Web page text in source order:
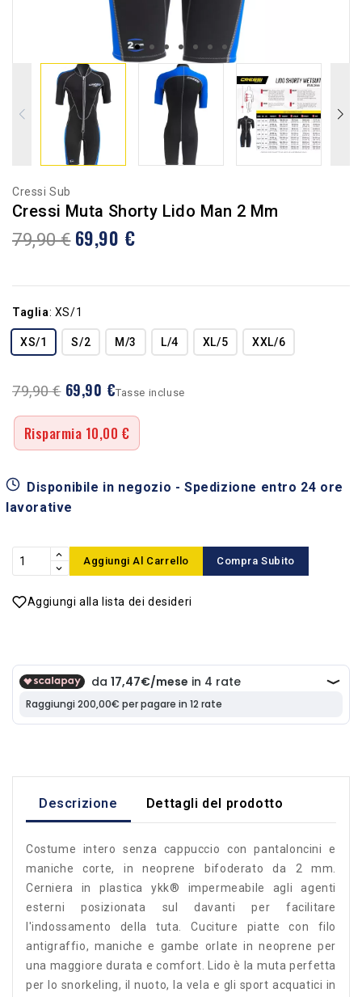
Cressi Sub
Cressi Muta Shorty Lido Man 2 Mm
79,90 € 69,90 €
Taglia: XS/1
XS/1 S/2 M/3 L/4 XL/5 XXL/6
79,90 € 69,90 €
Risparmia 10,00 €
Tasse incluse
Disponibile in negozio - Spedizione entro 24 ore
lavorative
Aggiungi Al Carrello Compra Subito
Aggiungi alla lista dei desideri
Descrizione Dettagli del prodotto
Costume intero senza cappuccio con pantaloncini e
maniche corte, in neoprene bifoderato da 2 mm.
Cerniera in plastica ykk® impermeabile agli agenti
esterni posizionata sul davanti per facilitare
l'indossamento della tuta. Cuciture piatte con filo
antigraffio, maniche e gambe orlate in neoprene per
una maggiore durata e comfort. Lido è la muta perfetta
per lo snorkeling, il nuoto, la vela e gli sport acquatici in